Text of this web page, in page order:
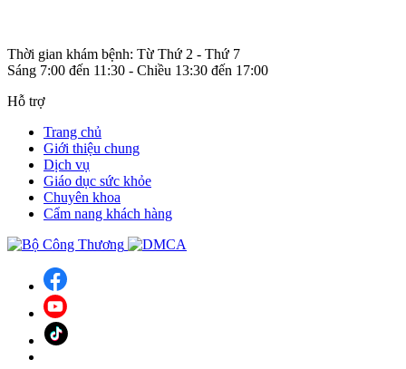
Thời gian khám bệnh: Từ Thứ 2 - Thứ 7
Sáng 7:00 đến 11:30 - Chiều 13:30 đến 17:00
Hỗ trợ
Trang chủ
Giới thiệu chung
Dịch vụ
Giáo dục sức khỏe
Chuyên khoa
Cẩm nang khách hàng